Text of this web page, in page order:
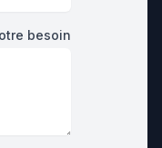
besoin